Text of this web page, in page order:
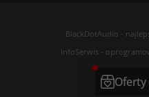
BlackDotAudio -
InfoSerwis-